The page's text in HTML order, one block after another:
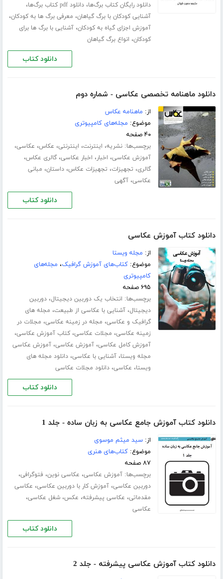
دانلود رایگان کتاب برگ‌ها،دانلود pdf کتاب برگ‌ها ،
آشنایی کودکان با برگ گیاهان، معرفی برگ ها به کودکان،
آموزش اجزای گیاه به کودکان،آشنایی با برگ ها برای
کودکان، انواع برگ گیاهان
دانلود کتاب
دانلود ماهنامه تخصصی عکاسی - شماره دوم
از: ماهنامه عکاس
موضوع: مجله‌های کامپیوتری
۴۰ صفحه
برچسب‌ها:نشریه، اینترنت، اینترنتی، عکاس، عکاسی،
آموزش عکاسی، اخبار، اخبار عکاسی،گالری عکاس،
گالری، تجهیزات، تجهیزات عکاس،داستان، مبانی
عکاسی،آگهی
دانلود کتاب
دانلود کتاب آموزش عکاسی
از: مجله ویستا
موضوع:کتاب‌های آموزش گرافیک، مجله‌های
کامپیوتری
۶۹۵ صفحه
برچسب‌ها: انتخاب یک دوربین دیجیتال،دوربین
دیجیتال،آشنایی با عکاسی از طبیعت، مجله های
گرافیک و عکاسی، مجله در زمینه عکاسی، مجلات در
زمینه عکاسی، مجلات عکاسی،کتاب آموزش عکاسی،
آموزش کامل عکاسی،آموزش عکاسی،آموزش عکاسی
مجله ویستا،آشنایی با عکاسی،دانلود مجله های
ویستا، عکاسی،دانلود مجلات عکاسی
دانلود کتاب
دانلود کتاب آموزش جامع عکاسی به زبان ساده - جلد 1
از:سید میثم موسوی
موضوع:کتاب‌های هنری
۸۷ صفحه
برچسب‌ها:آموزش عکاسی، عکاسی نوین، فتوگرافی،
دوربین عکاسی،آموزش کار با دوربین عکاسی، عکاسی
مقدماتی، عکاسی پیشرفته، عکس،شغل عکاسی،
عکاسی
دانلود کتاب
دانلود کتاب آموزش عکاسی پیشرفته - جلد 2